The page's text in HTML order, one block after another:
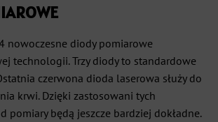
nowoczesne diody pomiarowe
technologii. Trzy diody to standardowe
czerwona dioda laserowa służy do
krwi. Dzięki zastosowani tych
pomiary będą jeszcze bardziej dokładne.